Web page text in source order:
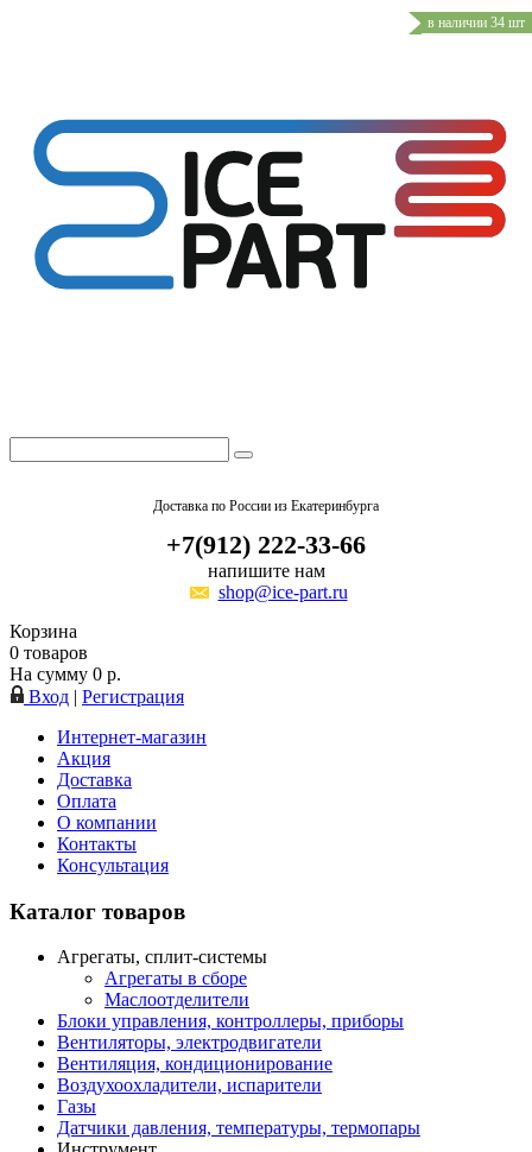
Доставка по России из Екатеринбурга
+7(912) 222-33-66
напишите нам
shop@ice-part.ru
Корзина
0 товаров
На сумму 0 р.
Вход | Регистрация
Интернет-магазин
Акция
Доставка
Оплата
О компании
Контакты
Консультация
Каталог товаров
Агрегаты, сплит-системы
Агрегаты в сборе
Маслоотделители
Блоки управления, контроллеры, приборы
Вентиляторы, электродвигатели
Вентиляция, кондиционирование
Воздухоохладители, испарители
Газы
Датчики давления, температуры, термопары
в наличии 34 шт